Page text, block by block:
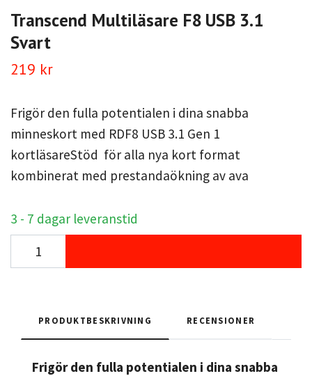
Transcend Multiläsare F8 USB 3.1
Svart
219 kr
Frigör den fulla potentialen i dina snabba
minneskort med RDF8 USB 3.1 Gen 1
kortläsareStöd för alla nya kort format
kombinerat med prestandaökning av ava
3 - 7 dagar leveranstid
PRODUKTBESKRIVNING RECENSIONER
Frigör den fulla potentialen i dina snabba